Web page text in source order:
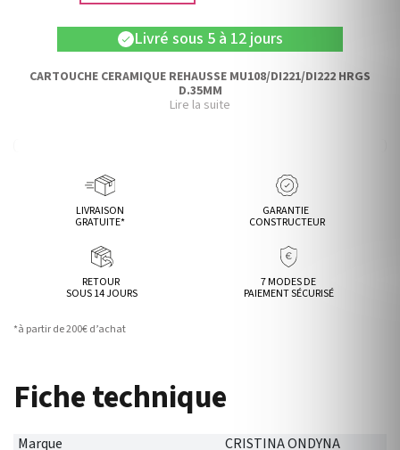
check Livré sous 5 à 12 jours
CARTOUCHE CERAMIQUE REHAUSSE MU108/DI221/DI222 HRGS
D.35MM
Lire la suite
LIVRAISON
GRATUITE*
GARANTIE
CONSTRUCTEUR
RETOUR
SOUS 14 JOURS
7 MODES DE
PAIEMENT SÉCURISÉ
*à partir de 200€ d’achat
Fiche technique
Marque
CRISTINA ONDYNA